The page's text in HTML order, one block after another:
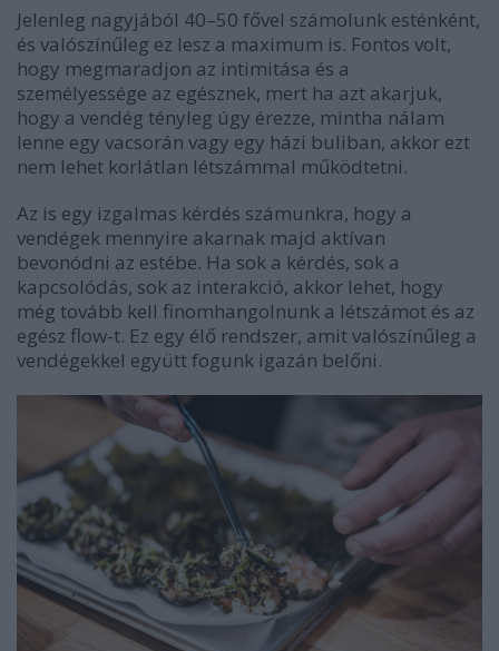
Jelenleg nagyjából 40–50 fővel számolunk esténként,
és valószínűleg ez lesz a maximum is. Fontos volt,
hogy megmaradjon az intimitása és a
személyessége az egésznek, mert ha azt akarjuk,
hogy a vendég tényleg úgy érezze, mintha nálam
lenne egy vacsorán vagy egy házi buliban, akkor ezt
nem lehet korlátlan létszámmal működtetni.
Az is egy izgalmas kérdés számunkra, hogy a
vendégek mennyire akarnak majd aktívan
bevonódni az estébe. Ha sok a kérdés, sok a
kapcsolódás, sok az interakció, akkor lehet, hogy
még tovább kell finomhangolnunk a létszámot és az
egész flow-t. Ez egy élő rendszer, amit valószínűleg a
vendégekkel együtt fogunk igazán belőni.